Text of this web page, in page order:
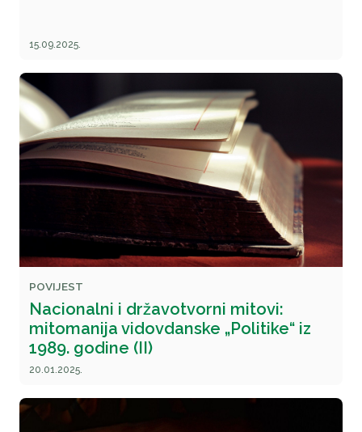
15.09.2025.
POVIJEST
Nacionalni i državotvorni mitovi:
mitomanija vidovdanske „Politike“ iz
1989. godine (II)
20.01.2025.